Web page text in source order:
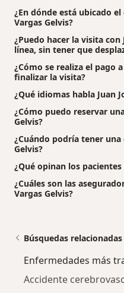
¿En dónde está ubicado
Vargas Gelvis?
¿Puedo hacer la visita con
línea, sin tener que
¿Cómo se realiza el pago
finalizar la visita?
¿Qué idiomas habla Juan
¿Cómo puedo reservar
Gelvis?
¿Cuándo podría tener una
Gelvis?
¿Qué opinan los pacientes
¿Cuáles son las
Vargas Gelvis?
Búsquedas relacionadas
Enfermedades más
Accidente